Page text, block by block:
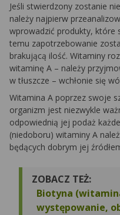
Jeśli stwierdzony zostanie
należy najpierw
wprowadzić produkty, które
temu zapotrzebowanie
brakującą ilość. Witaminy
witaminę A – należy
w tłuszcze – wchłonie się
Witamina A poprzez swoje
organizm jest niezwykle
odpowiednią jej podaż
(niedoboru) witaminy A
będących dobrym jej
ZOBACZ TEŻ:
Biotyna
występowanie,